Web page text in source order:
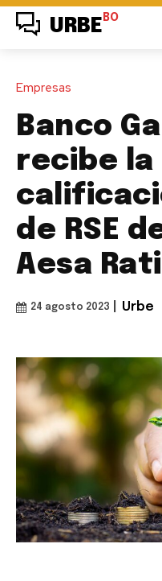
URBE BO
Empresas
Banco
recibe la
de RSE
Aesa
24 agosto 2023 Urbe